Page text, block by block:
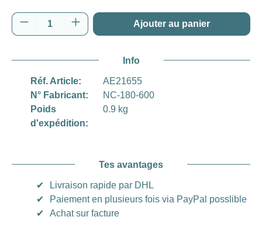
Quantité de produit : Entrez la quantité
Ajouter au panier
Info
Réf. Article:
AE21655
N° Fabricant:
NC-180-600
Poids
d'expédition:
0.9 kg
Tes avantages
✔
Livraison rapide par DHL
✔
Paiement en plusieurs fois via PayPal posslible
✔
Achat sur facture